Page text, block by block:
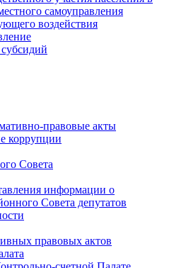
самоуправления
воздействия
правовые акты
коррупции
Совета
информации о
Совета депутатов
правовых актов